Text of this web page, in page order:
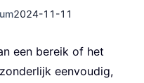
2024-11-11
een bereik of het
eenvoudig,